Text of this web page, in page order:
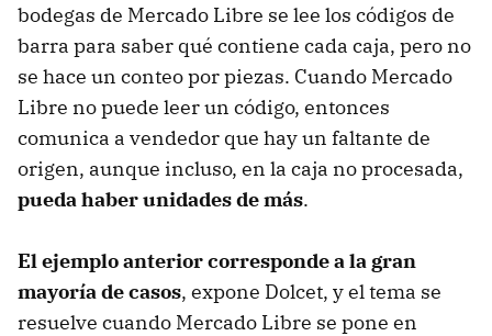
bodegas de Mercado Libre se lee los códigos de
barra para saber qué contiene cada caja, pero no
se hace un conteo por piezas. Cuando Mercado
Libre no puede leer un código, entonces
comunica a vendedor que hay un faltante de
origen, aunque incluso, en la caja no procesada,
pueda haber unidades de más.
El ejemplo anterior corresponde a la gran
mayoría de casos, expone Dolcet, y el tema se
resuelve cuando Mercado Libre se pone en